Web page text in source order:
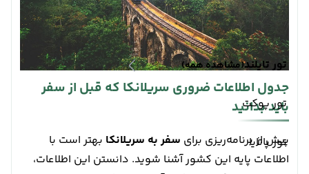
تور تایلند(مشاهده همه)
تور پوکت
تور پاتایا
جدول اطلاعات ضروری سریلانکا که قبل از سفر
باید بدانید
پیش از برنامه‌ریزی برای سفر به سریلانکا بهتر است با
اطلاعات پایه این کشور آشنا شوید. دانستن این اطلاعات،